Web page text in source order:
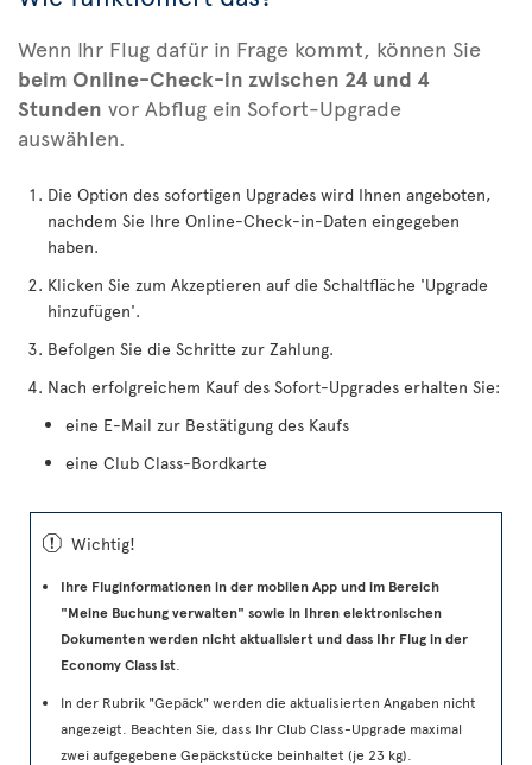
Wenn Ihr Flug dafür in Frage kommt, können Sie
beim Online-Check-in zwischen 24 und 4
Stunden vor Abflug ein Sofort-Upgrade
auswählen.
Die Option des sofortigen Upgrades wird Ihnen angeboten,
nachdem Sie Ihre Online-Check-in-Daten eingegeben
haben.
Klicken Sie zum Akzeptieren auf die Schaltfläche 'Upgrade
hinzufügen'.
Befolgen Sie die Schritte zur Zahlung.
Nach erfolgreichem Kauf des Sofort-Upgrades erhalten Sie:
eine E-Mail zur Bestätigung des Kaufs
eine Club Class-Bordkarte
ü Wichtig!
Ihre Fluginformationen in der mobilen App und im Bereich
"Meine Buchung verwalten" sowie in Ihren elektronischen
Dokumenten werden nicht aktualisiert und dass Ihr Flug in der
Economy Class ist
In der Rubrik "Gepäck" werden die aktualisierten Angaben nicht
angezeigt. Beachten Sie, dass Ihr Club Class-Upgrade maximal
zwei aufgegebene Gepäckstücke beinhaltet (je 23 kg).